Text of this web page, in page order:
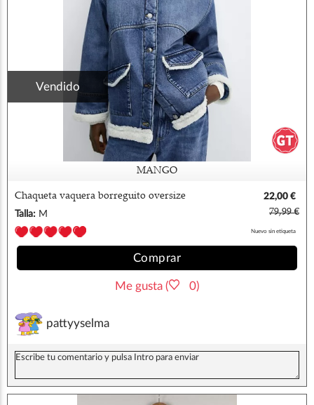
Vendido
MANGO
Chaqueta vaquera borreguito oversize
mango
22,00 €
Talla: M 79,99 €
Nuevo sin etiqueta
Comprar
Me gusta ( 0)
pattyyselma